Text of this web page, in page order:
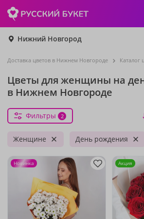
Нижний Новгород
Доставка цветов в Нижнем Новгороде Каталог
Цветы для женщины на
в Нижнем Новгороде
Фильтры 2
Женщине День рождения
Новинка Акция